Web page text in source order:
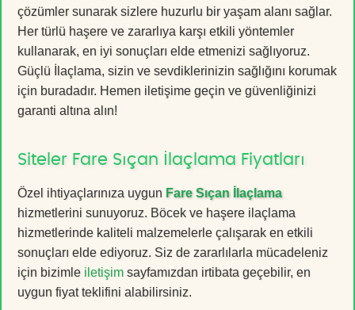
çözümler sunarak sizlere huzurlu bir yaşam alanı sağlar.
Her türlü haşere ve zararlıya karşı etkili yöntemler
kullanarak, en iyi sonuçları elde etmenizi sağlıyoruz.
Güçlü İlaçlama, sizin ve sevdiklerinizin sağlığını korumak
için buradadır. Hemen iletişime geçin ve güvenliğinizi
garanti altına alın!
Siteler Fare Sıçan İlaçlama Fiyatları
Özel ihtiyaçlarınıza uygun Fare Sıçan İlaçlama
hizmetlerini sunuyoruz. Böcek ve haşere ilaçlama
hizmetlerinde kaliteli malzemelerle çalışarak en etkili
sonuçları elde ediyoruz. Siz de zararlılarla mücadeleniz
için bizimle iletişim sayfamızdan irtibata geçebilir, en
uygun fiyat teklifini alabilirsiniz.